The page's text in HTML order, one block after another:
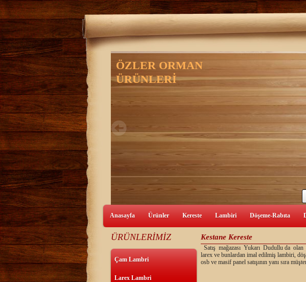
Anasayfa Ürünler Kereste Lambiri Döşeme-Rabıta
ÜRÜNLERİMİZ
Çam Lambri
Larex Lambri
Kestane Kereste
Satış mağazası Yukarı Dudullu da
larex ve bunlardan imal edilmiş lambiri,
osb ve masif panel satışının yanı sıra